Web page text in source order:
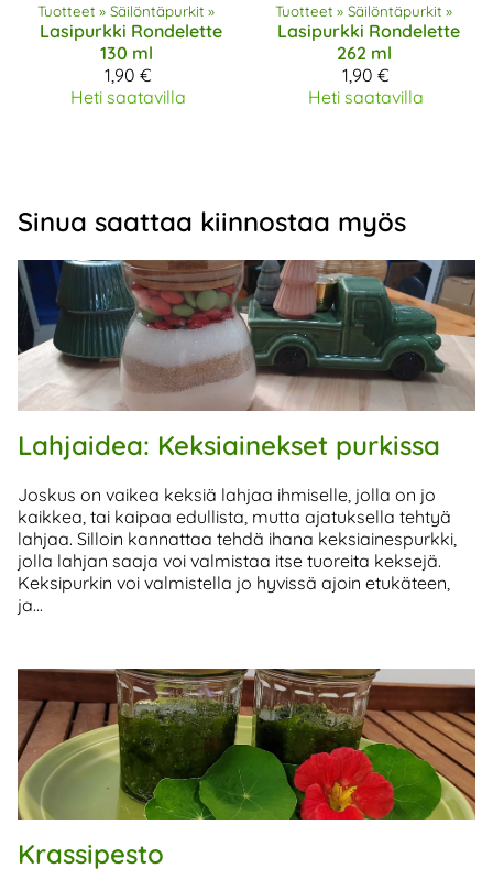
Tuotteet ‪» Säilöntäpurkit ‪»
Lasipurkki Rondelette
130 ml
1,90 €
Heti saatavilla
Tuotteet ‪» Säilöntäpurkit ‪»
Lasipurkki Rondelette
262 ml
1,90 €
Heti saatavilla
Sinua saattaa kiinnostaa myös
Lahjaidea: Keksiainekset purkissa
Joskus on vaikea keksiä lahjaa ihmiselle, jolla on jo
kaikkea, tai kaipaa edullista, mutta ajatuksella tehtyä
lahjaa. Silloin kannattaa tehdä ihana keksiainespurkki,
jolla lahjan saaja voi valmistaa itse tuoreita keksejä.
Keksipurkin voi valmistella jo hyvissä ajoin etukäteen,
ja...
Krassipesto